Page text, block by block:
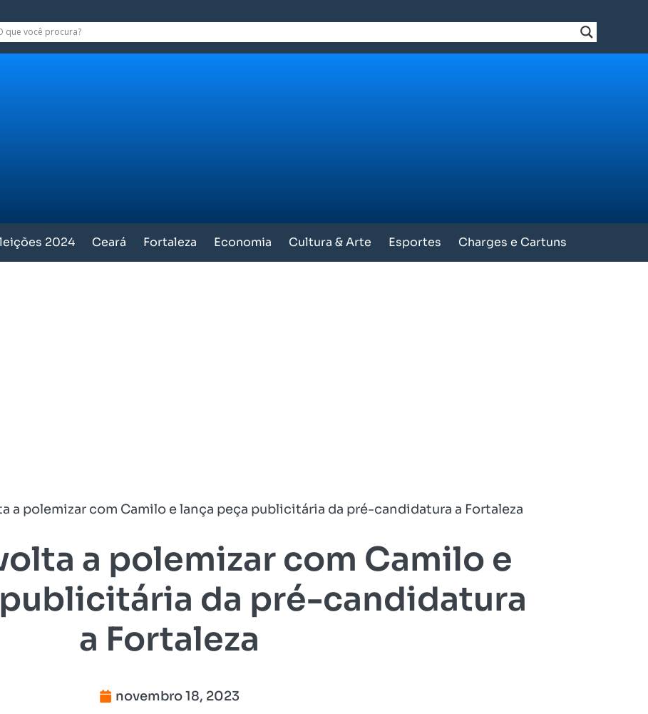
2024 Ceará Fortaleza Economia Cultura & Arte Esportes Charges e Cartuns
a polemizar com Camilo e lança peça publicitária da pré-candidatura a Fortaleza
a polemizar com Camilo e
da pré-candidatura
a Fortaleza
novembro 18, 2023